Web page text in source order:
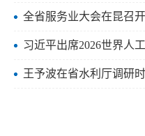
全省服务业大会在昆召
习近平出席2026世界人
王予波在省水利厅调研